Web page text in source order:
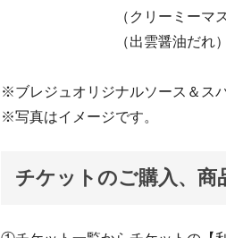
（クリーミーマスタード
（出雲醤油だれ）小
※ブレジュオリジナルソース＆ス
※写真はイメージです。
チケットのご購入、商